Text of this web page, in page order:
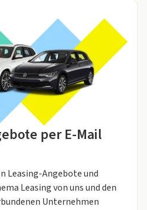
per E-Mail
Leasing-Angebote und
Leasing von uns und den
Unternehmen